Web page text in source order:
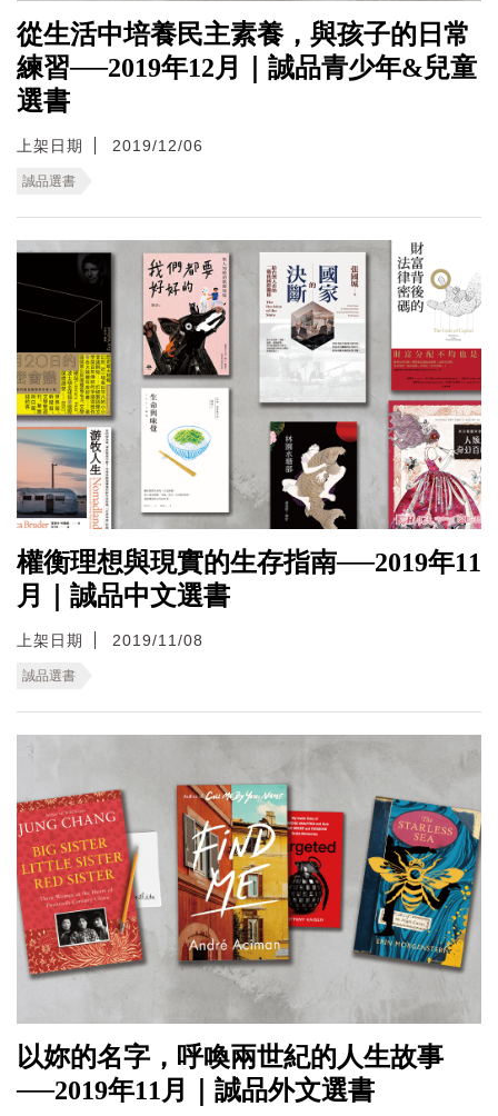
從生活中培養民主素養，與孩子的日常
練習──2019年12月｜誠品青少年&兒童
選書
上架日期 2019/12/06
誠品選書
權衡理想與現實的生存指南──2019年11
月｜誠品中文選書
上架日期 2019/11/08
誠品選書
以妳的名字，呼喚兩世紀的人生故事
──2019年11月｜誠品外文選書